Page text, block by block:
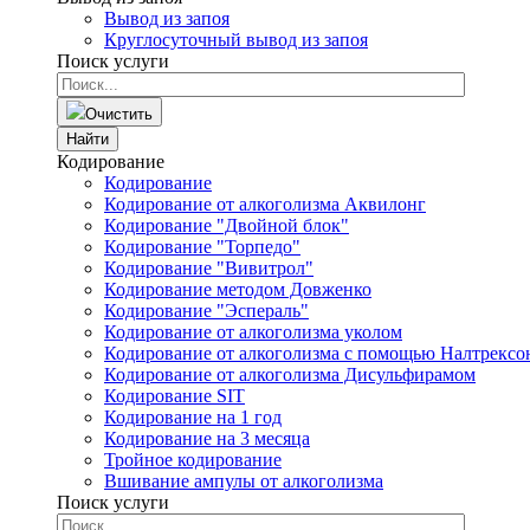
Вывод из запоя
Круглосуточный вывод из запоя
Поиск услуги
Очистить
Найти
Кодирование
Кодирование
Кодирование от алкоголизма Аквилонг
Кодирование "Двойной блок"
Кодирование "Торпедо"
Кодирование "Вивитрол"
Кодирование методом Довженко
Кодирование "Эспераль"
Кодирование от алкоголизма уколом
Кодирование от алкоголизма с помощью
Кодирование от алкоголизма Дисульфирамом
Кодирование SIT
Кодирование на 1 год
Кодирование на 3 месяца
Тройное кодирование
Вшивание ампулы от алкоголизма
Поиск услуги